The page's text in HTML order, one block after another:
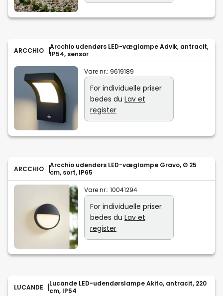
ARCCHIO
Arcchio udendørs LED-væglampe Advik, antracit,
IP54, sensor
Vare nr.: 9619189
For individuelle priser
bedes du Lav et
register
ARCCHIO
Arcchio udendørs LED-væglampe Gravo, Ø 25
cm, sort, IP65
Vare nr.: 10041294
For individuelle priser
bedes du Lav et
register
LUCANDE
Lucande LED-udendørslampe Akito, antracit, 220
cm, IP54